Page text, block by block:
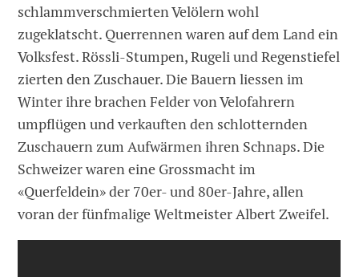
schlammverschmierten Velölern wohl
zugeklatscht. Querrennen waren auf dem Land ein
Volksfest. Rössli-Stumpen, Rugeli und Regenstiefel
zierten den Zuschauer. Die Bauern liessen im
Winter ihre brachen Felder von Velofahrern
umpflügen und verkauften den schlotternden
Zuschauern zum Aufwärmen ihren Schnaps. Die
Schweizer waren eine Grossmacht im
«Querfeldein» der 70er- und 80er-Jahre, allen
voran der fünfmalige Weltmeister Albert Zweifel.